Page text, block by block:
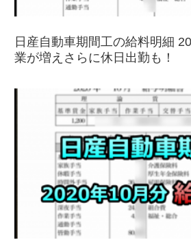
日産自動車期間工の給料明細
業が増えさらに休日出勤も！